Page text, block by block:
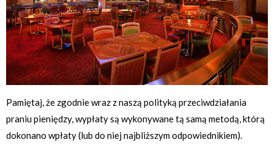
Pamiętaj, że zgodnie wraz z naszą polityką przeciwdziałania
praniu pieniędzy, wypłaty są wykonywane tą samą metodą, którą
dokonano wpłaty (lub do niej najbliższym odpowiednikiem).